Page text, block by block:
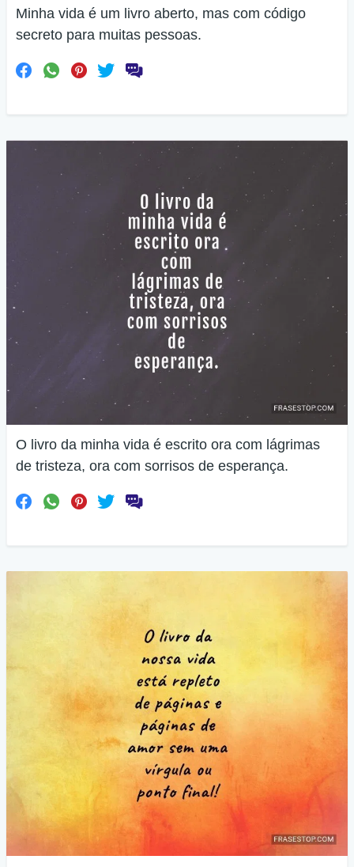
Minha vida é um livro aberto, mas com código
secreto para muitas pessoas.
O livro da minha vida é escrito ora com lágrimas
de tristeza, ora com sorrisos de esperança.